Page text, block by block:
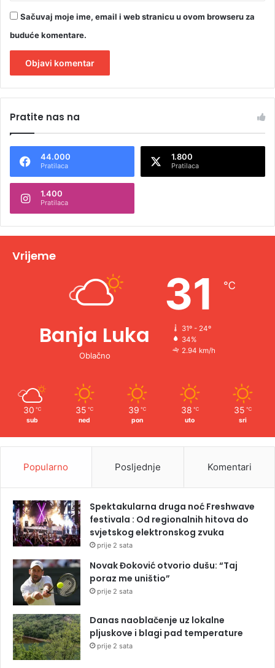
Sačuvaj moje ime, email i web stranicu u ovom browseru za
buduće komentare.
t
n
t
v
Pratite nas na
44.000
Pratilaca
1.800
Pratilaca
1.400
Pratilaca
Vrijeme
Banja Luka
Oblačno
31 ℃
31º - 24º
34%
2.94 km/h
30 ℃
sub
35 ℃
ned
39 ℃
pon
38 ℃
uto
35 ℃
sri
Popularno Posljednje Komentari
Spektakularna druga noć Freshwave
festivala : Od regionalnih hitova do
svjetskog elektronskog zvuka
prije 2 sata
Novak Đoković otvorio dušu: “Taj
poraz me uništio”
prije 2 sata
Danas naoblačenje uz lokalne
pljuskove i blagi pad temperature
prije 2 sata